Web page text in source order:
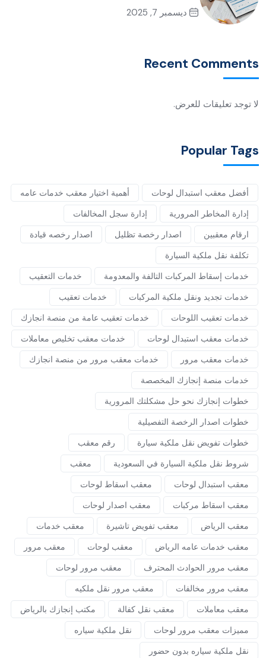
ديسمبر 7, 2025
Recent Comments
لا توجد تعليقات للعرض.
Popular Tags
أفضل معقب استبدال لوحات
أهمية اختيار معقب خدمات عامه
إدارة المخاطر المرورية
إدارة سجل المخالفات
ارقام معقبين
اصدار رخصة تظليل
اصدار رخصه قيادة
تكلفة نقل ملكية السيارة
خدمات إسقاط المركبات التالفة والمعدومة
خدمات التعقيب
خدمات تجديد ونقل ملكية المركبات
خدمات تعقيب
خدمات تعقيب اللوحات
خدمات تعقيب عامة من منصة انجازك
خدمات معقب استبدال لوحات
خدمات معقب تخليص معاملات
خدمات معقب مرور
خدمات معقب مرور من منصة انجازك
خدمات منصة إنجازك المخصصة
خطوات إنجازك نحو حل مشكلتك المرورية
خطوات اصدار الرخصة التفصيلية
خطوات تفويض نقل ملكية سيارة
رقم معقب
شروط نقل ملكية السيارة في السعودية
معقب
معقب استبدال لوحات
معقب اسقاط لوحات
معقب اسقاط مركبات
معقب اصدار لوحات
معقب الرياض
معقب تفويض تاشيرة
معقب خدمات
معقب خدمات عامه الرياض
معقب لوحات
معقب مرور
معقب مرور الحوادث المحترف
معقب مرور لوحات
معقب مرور مخالفات
معقب مرور نقل ملكيه
معقب معاملات
معقب نقل كفالة
مكتب إنجازك بالرياض
مميزات معقب مرور لوحات
نقل ملكية سياره
نقل ملكية سياره بدون حضور